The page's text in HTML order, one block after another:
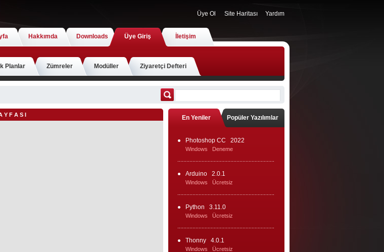
Üye Ol Site Haritası Yardım
Hakkımda Downloads Üye Giriş İletişim
Planlar Zümreler Modüller Ziyaretçi Defteri
F A S I En Yeniler Popüler Yazılımlar
Photoshop CC 2022
Windows Deneme
Arduino 2.0.1
Windows Ücretsiz
Python 3.11.0
Windows Ücretsiz
Thonny 4.0.1
Windows Ücretsiz